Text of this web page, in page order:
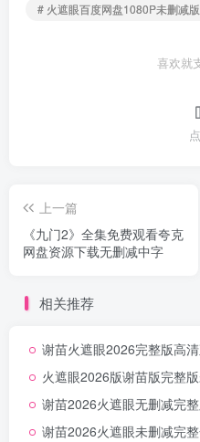
# 火遮眼百度网盘1080P未删减版
喜欢就
上一篇
《九门2》全集免费观看夸克
网盘资源下载无删减中字
相关推荐
谢苗火遮眼2026完整版高
火遮眼2026版谢苗版完整
谢苗2026火遮眼无删减完
谢苗2026火遮眼未删减完